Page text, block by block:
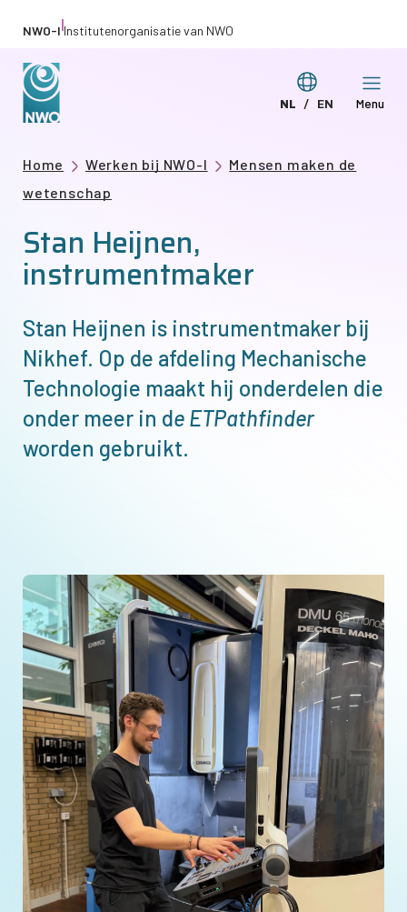
naar
gaan
NWO-I|Institutenorganisatie van NWO
Taal
NL
in
EN
in
Menu
Kruimelpad
Home Werken bij NWO-I
Mensen maken de
wetenschap
Stan Heijnen,
instrumentmaker
Stan Heijnen is instrumentmaker bij
Nikhef. Op de afdeling Mechanische
Technologie maakt hij onderdelen die
onder meer in de ETPathfinder
worden gebruikt.
Afbeelding